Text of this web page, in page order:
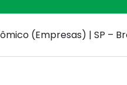
(Empresas) | SP –